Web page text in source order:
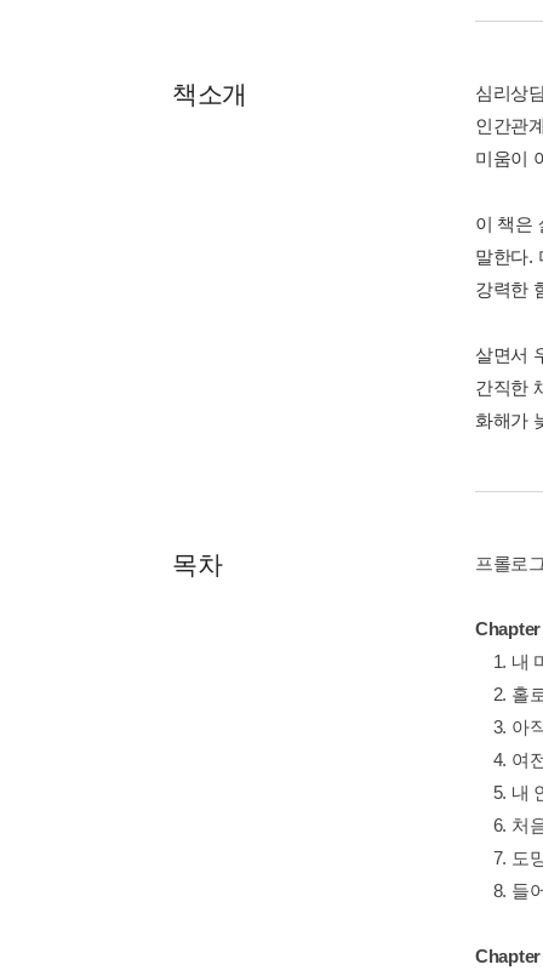
책소개
심리상
인간관
미움이
이 책은
말한다.
강력한
살면서
간직한
화해가
목차 프롤로
Chapter
1. 내
2. 홀
3. 아
4. 여
5. 내
6. 처
7. 도
8. 들
Chapter